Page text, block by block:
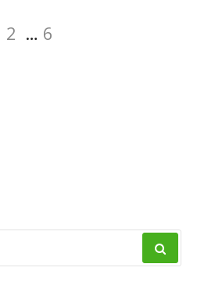
Page
2 … Page
6